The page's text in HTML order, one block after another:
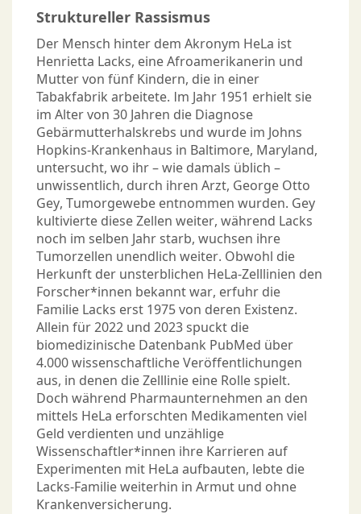
Struktureller Rassismus
Der Mensch hinter dem Akronym HeLa ist
Henrietta Lacks, eine Afroamerikanerin und
Mutter von fünf Kindern, die in einer
Tabakfabrik arbeitete. Im Jahr 1951 erhielt sie
im Alter von 30 Jahren die Diagnose
Gebärmutterhalskrebs und wurde im Johns
Hopkins-Krankenhaus in Baltimore, Maryland,
untersucht, wo ihr – wie damals üblich –
unwissentlich, durch ihren Arzt, George Otto
Gey, Tumorgewebe entnommen wurden. Gey
kultivierte diese Zellen weiter, während Lacks
noch im selben Jahr starb, wuchsen ihre
Tumorzellen unendlich weiter. Obwohl die
Herkunft der unsterblichen HeLa-Zelllinien den
Forscher*innen bekannt war, erfuhr die
Familie Lacks erst 1975 von deren Existenz.
Allein für 2022 und 2023 spuckt die
biomedizinische Datenbank PubMed über
4.000 wissenschaftliche Veröffentlichungen
aus, in denen die Zelllinie eine Rolle spielt.
Doch während Pharmaunternehmen an den
mittels HeLa erforschten Medikamenten viel
Geld verdienten und unzählige
Wissenschaftler*innen ihre Karrieren auf
Experimenten mit HeLa aufbauten, lebte die
Lacks-Familie weiterhin in Armut und ohne
Krankenversicherung.